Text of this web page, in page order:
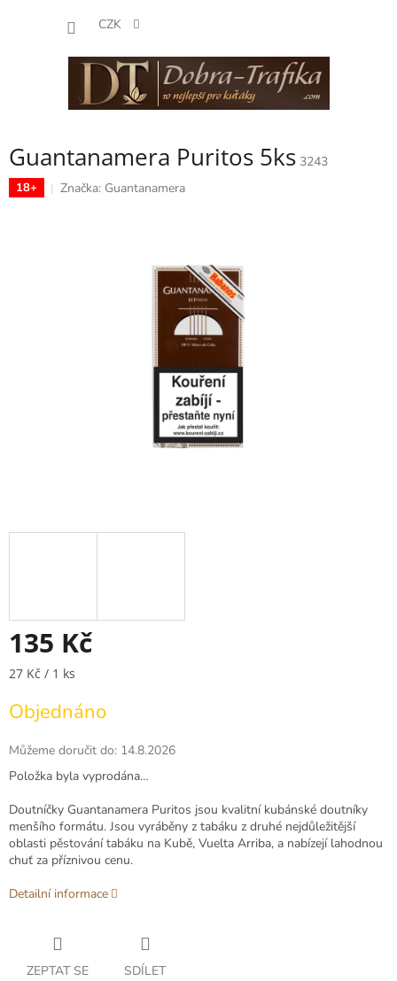
CZK
Guantanamera Puritos 5ks 3243
18+ Značka: Guantanamera
135 Kč
Měrná
27 Kč / 1 ks
Objednáno
Můžeme doručit do: 14.8.2026
Položka byla vyprodána…
Doutníčky Guantanamera Puritos jsou kvalitní kubánské doutníky
menšího formátu. Jsou vyráběny z tabáku z druhé nejdůležitější
oblasti pěstování tabáku na Kubě, Vuelta Arriba, a nabízejí lahodnou
chuť za příznivou cenu.
Detailní informace
ZEPTAT SE SDÍLET